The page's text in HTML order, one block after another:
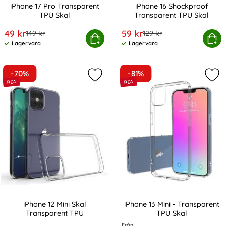
iPhone 17 Pro Transparent
TPU Skal
rea pris
49 krtidigare pris
149 kr
Tillgänglighet:
Lagervara
Köp
iPhone 17 Pro Transparent TPU Skal
iPhone 16 Shockproof
Transparent TPU Skal
rea pris
59 krtidigare pris
129 kr
Tillgänglighet:
Lagervara
Köp
iPhone 16 Shockproof
-70%
iPhone 12 Mini Skal
Transparent TPU
Markera iPhone 12 Mini Skal
-81%
iPhone 13 Mini - Transparent
TPU Skal
Art. nr 21213